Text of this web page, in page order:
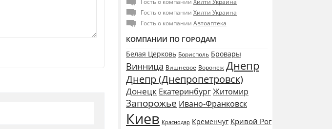
Гость о компании Хилти Украина
Гость о компании Хилти Украина
Гость о компании Автоаптека
КОМПАНИИ ПО ГОРОДАМ
Белая Церковь Борисполь Бровары
Винница Вишневое Воронеж Днепр
Днепр (Днепропетровск)
Донецк ЕкатеринбургЖитомир
Запорожье Ивано-Франковск
Киев Краснодар Кременчуг Кривой Рог